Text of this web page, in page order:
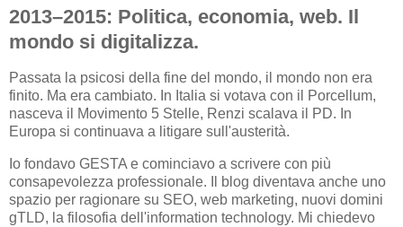
2013–2015: Politica, economia, web. Il
mondo si digitalizza.
Passata la psicosi della fine del mondo, il mondo non era
finito. Ma era cambiato. In Italia si votava con il Porcellum,
nasceva il Movimento 5 Stelle, Renzi scalava il PD. In
Europa si continuava a litigare sull'austerità.
Io fondavo GESTA e cominciavo a scrivere con più
consapevolezza professionale. Il blog diventava anche uno
spazio per ragionare su SEO, web marketing, nuovi domini
gTLD, la filosofia dell'information technology. Mi chiedevo